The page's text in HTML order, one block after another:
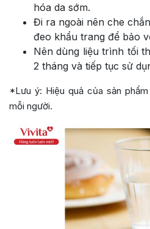
hóa da sớm.
Đi ra ngoài nên che
đeo khẩu trang để bảo
Nên dùng liệu trình tối
2 tháng và tiếp tục sử
*Lưu ý: Hiệu quả của sản
mỗi người.